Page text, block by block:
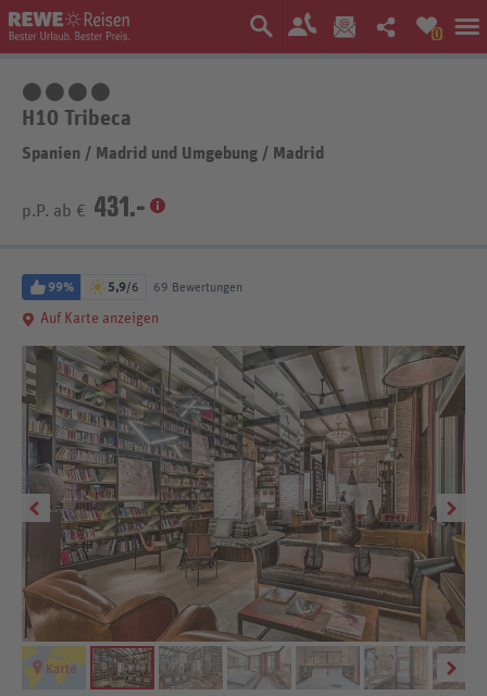
0
H10 Tribeca
Spanien / Madrid und Umgebung / Madrid
p.P. ab € 431.-
99% 5,9/6 69 Bewertungen
Auf Karte anzeigen